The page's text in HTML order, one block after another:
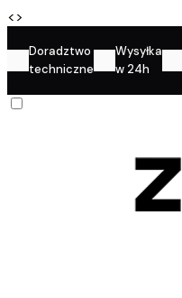
<>
Doradztwo
techniczne
Wysyłka
w 24h